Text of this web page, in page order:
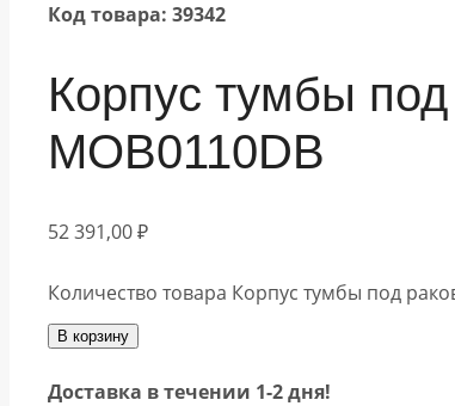
Код товара: 39342
Корпус тумбы
MOB0110DB
52 391,00₽
Количество товара Корпус тумбы под
В корзину
Доставка в течении 1-2 дня!